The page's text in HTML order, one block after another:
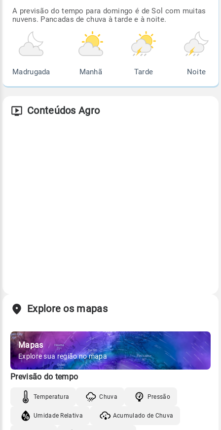
A previsão do tempo para domingo é de Sol com muitas
nuvens. Pancadas de chuva à tarde e à noite.
Madrugada Manhã Tarde Noite
Conteúdos Agro
Explore os mapas
Mapas
Explore sua região no mapa
Previsão do tempo
Temperatura Chuva Pressão
Umidade Relativa Acumulado de Chuva